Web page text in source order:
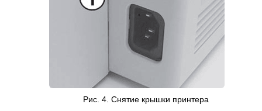
Рис. 4. Снятие крышки принтера